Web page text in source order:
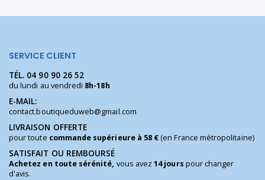
SERVICE CLIENT
TÉL. 04 90 90 26 52
du lundi au vendredi 8h-18h
E-MAIL:
contact.boutiqueduweb@gmail.com
LIVRAISON OFFERTE
pour toute commande supérieure à 58 €(en France métropolitaine)
SATISFAIT OU REMBOURSÉ
Achetez en toute sérénité, vous avez14 jours pour changer
d'avis.